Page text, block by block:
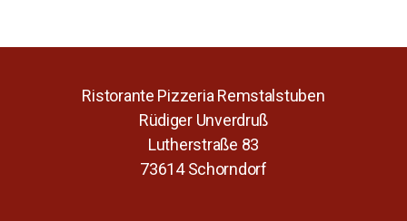
Ristorante Pizzeria Remstalstuben
Rüdiger Unverdruß
Lutherstraße 83
73614 Schorndorf